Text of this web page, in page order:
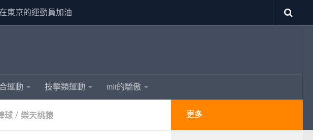
東京的運動員加油
運動 技擊類運動 mit的驕傲
球 / 樂天桃猿 更多